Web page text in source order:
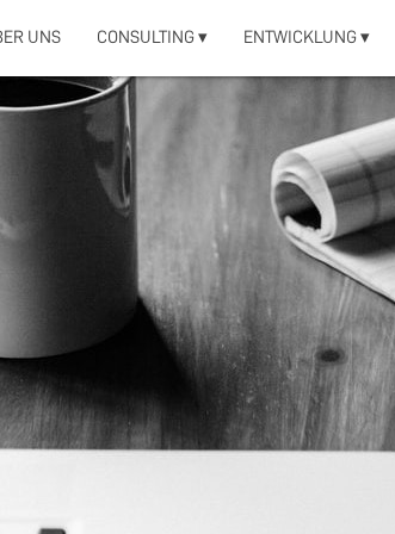
UNS CONSULTING ▾ ENTWICKLUNG ▾